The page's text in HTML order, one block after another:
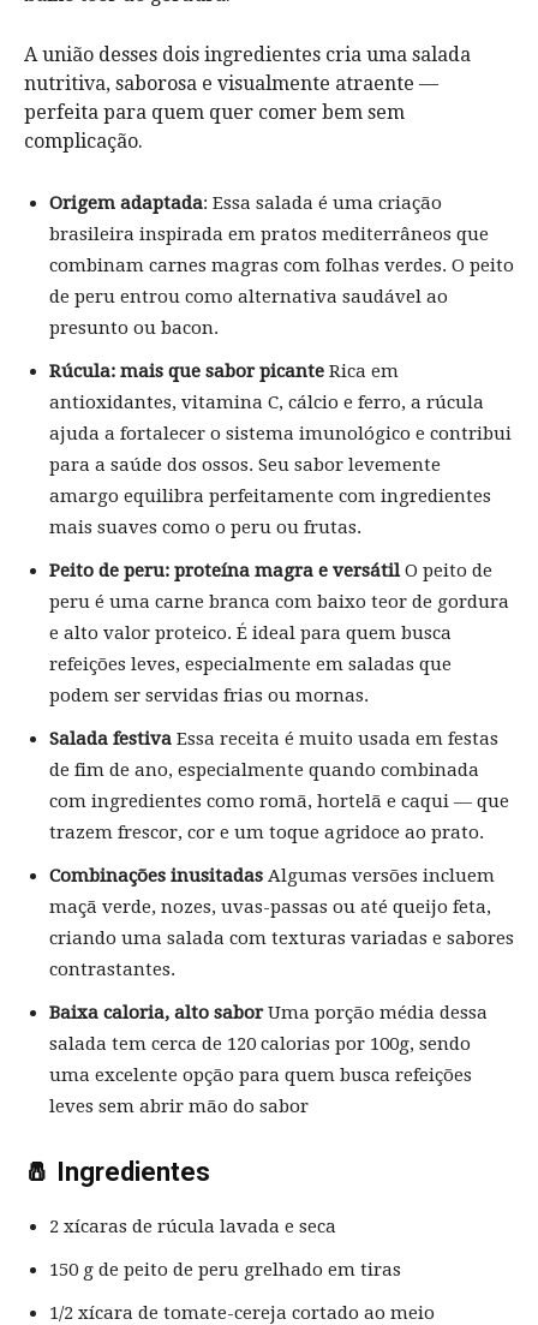
A união desses dois ingredientes cria uma salada
nutritiva, saborosa e visualmente atraente —
perfeita para quem quer comer bem sem
complicação.
Origem adaptada: Essa salada é uma criação
brasileira inspirada em pratos mediterrâneos que
combinam carnes magras com folhas verdes. O peito
de peru entrou como alternativa saudável ao
presunto ou bacon.
Rúcula: mais que sabor picante Rica em
antioxidantes, vitamina C, cálcio e ferro, a rúcula
ajuda a fortalecer o sistema imunológico e contribui
para a saúde dos ossos. Seu sabor levemente
amargo equilibra perfeitamente com ingredientes
mais suaves como o peru ou frutas.
Peito de peru: proteína magra e versátilO peito de
peru é uma carne branca com baixo teor de gordura
e alto valor proteico. É ideal para quem busca
refeições leves, especialmente em saladas que
podem ser servidas frias ou mornas.
Salada festiva Essa receita é muito usada em festas
de fim de ano, especialmente quando combinada
com ingredientes como romã, hortelã e caqui — que
trazem frescor, cor e um toque agridoce ao prato.
Combinações inusitadas Algumas versões incluem
maçã verde, nozes, uvas-passas ou até queijo feta,
criando uma salada com texturas variadas e sabores
contrastantes.
Baixa caloria, alto saborUma porção média dessa
salada tem cerca de 120 calorias por 100g, sendo
uma excelente opção para quem busca refeições
leves sem abrir mão do sabor
🧂 Ingredientes
2 xícaras de rúcula lavada e seca
150 g de peito de peru grelhado em tiras
1/2 xícara de tomate-cereja cortado ao meio